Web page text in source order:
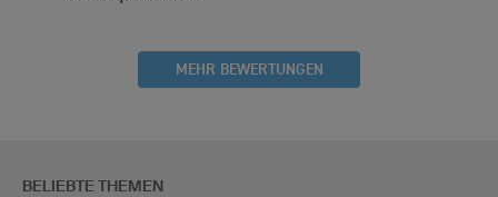
MEHR BEWERTUNGEN
BELIEBTE THEMEN